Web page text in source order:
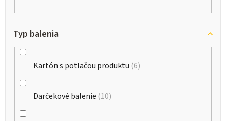
Typ balenia
Kartón s potlačou produktu 6
Darčekové balenie 10